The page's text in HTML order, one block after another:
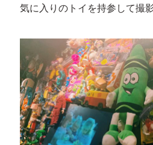
気に入りのトイを持参して撮